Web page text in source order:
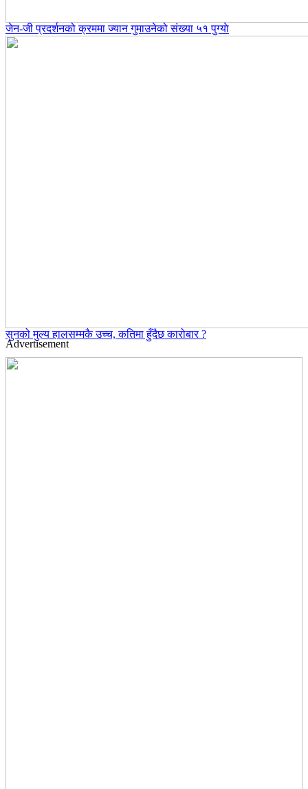
जेन-जी प्रदर्शनको क्रममा ज्यान गुमाउनेको संख्या ५१ पुग्याे
सुनको मुल्य हालसम्मकै उच्च, कतिमा हुँदैछ कारोबार ?
Advertisement